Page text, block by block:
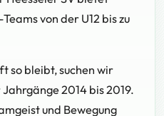
von der U12 bis zu
so bleibt, suchen wir
2014 bis 2019.
und Bewegung